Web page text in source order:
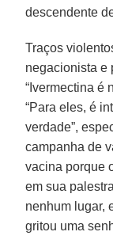
descendente
Traços
negacionista e
“Ivermectina é
“Para eles, é
verdade”,
campanha de
vacina porque
em sua
nenhum lugar,
gritou uma